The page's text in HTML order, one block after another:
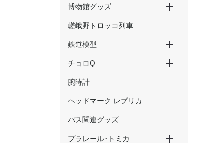
ハローキティ新幹線
ハローキティ×大阪環状線
ハローキティ はるか
博物館グッズ
京都鉄道博物館グッズ
ウメテツグッズ
津山まなびの鉄道館グッズ
嵯峨野トロッコ列車
鉄道模型
Nゲージ
HOゲージ
チョロQ
新幹線
在来線・特急
SL・蒸気機関車
腕時計
ヘッドマーク レプリカ
バス関連グッズ
プラレール･トミカ